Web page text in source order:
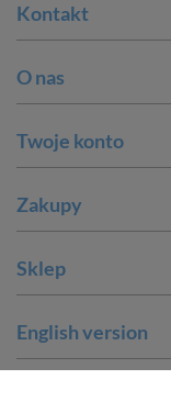
Kontakt
O nas
Twoje konto
Zakupy
Sklep
English version